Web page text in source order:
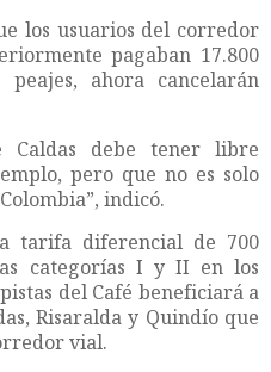
los usuarios del corredor
pagaban 17.800
ahora cancelarán
Caldas debe tener libre
pero que no es solo
indicó.
tarifa diferencial de 700
categorías I y II en los
del Café beneficiará a
Risaralda y Quindío que
vial.